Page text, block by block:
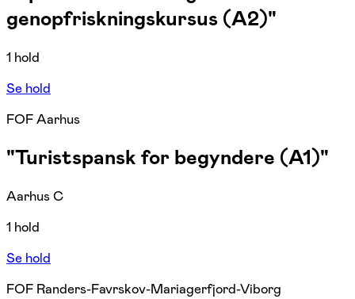
genopfriskningskursus (A2)"
1 hold
Se hold
FOF Aarhus
"Turistspansk for begyndere (A1)"
Aarhus C
1 hold
Se hold
FOF Randers-Favrskov-Mariagerfjord-Viborg